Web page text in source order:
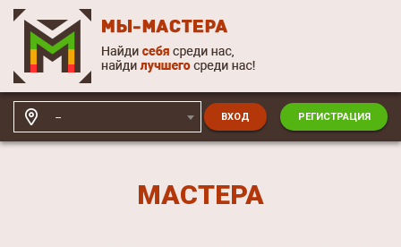
-- ВХОД РЕГИСТРАЦИЯ
МАСТЕРА